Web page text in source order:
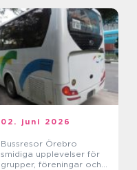
02. juni 2026
Bussresor Örebro
smidiga upplevelser för
grupper, föreningar och